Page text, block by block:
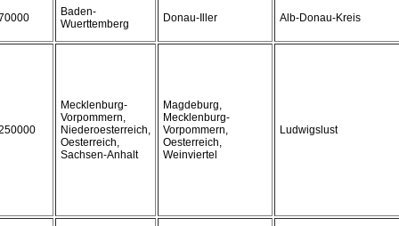
Baden-
Wuerttemberg
Donau-Iller Alb-Donau-Kreis
Mecklenburg-
Vorpommern,
Niederoesterreich,
Oesterreich,
Sachsen-Anhalt
Magdeburg,
Mecklenburg-
Vorpommern,
Oesterreich,
Weinviertel
Ludwigslust